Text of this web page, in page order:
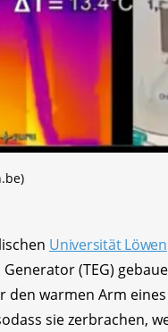
Universität Löwen
(TEG)
den warmen Arm
sie zerbrachen,